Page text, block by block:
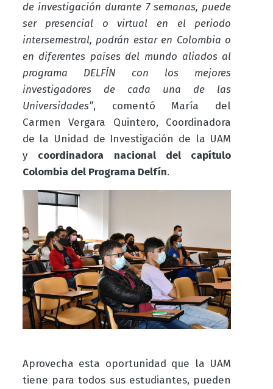
de investigación durante 7 semanas, puede
ser presencial o virtual en el periodo
intersemestral, podrán estar en Colombia o
en diferentes países del mundo aliados al
programa DELFÍN con los mejores
investigadores de cada una de las
Universidades”, comentó María del
Carmen Vergara Quintero, Coordinadora
de la Unidad de Investigación de la UAM
y coordinadora nacional del capítulo
Colombia del Programa Delfín.
Aprovecha esta oportunidad que la UAM
tiene para todos sus estudiantes, pueden